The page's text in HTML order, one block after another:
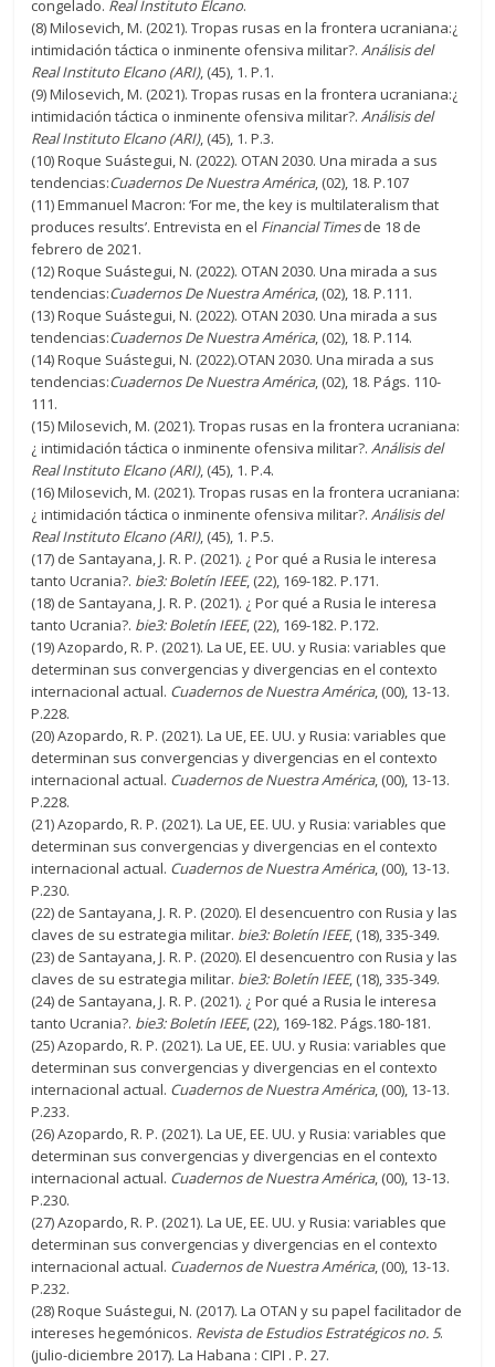
congelado. Real Instituto Elcano.
(8) Milosevich, M. (2021). Tropas rusas en la frontera ucraniana:¿
intimidación táctica o inminente ofensiva militar?.Análisis del
Real Instituto Elcano (ARI), (45), 1. P.1.
(9) Milosevich, M. (2021). Tropas rusas en la frontera ucraniana:¿
intimidación táctica o inminente ofensiva militar?.Análisis del
Real Instituto Elcano (ARI), (45), 1. P.3.
(10) Roque Suástegui, N. (2022). OTAN 2030. Una mirada a sus
tendencias:Cuadernos De Nuestra América, (02), 18. P.107
(11) Emmanuel Macron: ‘For me, the key is multilateralism that
produces results’. Entrevista en el Financial Timesde 18 de
febrero de 2021.
(12) Roque Suástegui, N. (2022). OTAN 2030. Una mirada a sus
tendencias:Cuadernos De Nuestra América, (02), 18. P.111.
(13) Roque Suástegui, N. (2022). OTAN 2030. Una mirada a sus
tendencias:Cuadernos De Nuestra América, (02), 18. P.114.
(14) Roque Suástegui, N. (2022).OTAN 2030. Una mirada a sus
tendencias:Cuadernos De Nuestra América, (02), 18. Págs. 110-
111.
(15) Milosevich, M. (2021). Tropas rusas en la frontera ucraniana:
¿ intimidación táctica o inminente ofensiva militar?.Análisis del
Real Instituto Elcano (ARI), (45), 1. P.4.
(16) Milosevich, M. (2021). Tropas rusas en la frontera ucraniana:
¿ intimidación táctica o inminente ofensiva militar?.Análisis del
Real Instituto Elcano (ARI), (45), 1. P.5.
(17) de Santayana, J. R. P. (2021). ¿ Por qué a Rusia le interesa
tanto Ucrania?. bie3: Boletín IEEE, (22), 169-182. P.171.
(18) de Santayana, J. R. P. (2021). ¿ Por qué a Rusia le interesa
tanto Ucrania?. bie3: Boletín IEEE, (22), 169-182. P.172.
(19) Azopardo, R. P. (2021). La UE, EE. UU. y Rusia: variables que
determinan sus convergencias y divergencias en el contexto
internacional actual. Cuadernos de Nuestra América, (00), 13-13.
P.228.
(20) Azopardo, R. P. (2021). La UE, EE. UU. y Rusia: variables que
determinan sus convergencias y divergencias en el contexto
internacional actual. Cuadernos de Nuestra América, (00), 13-13.
P.228.
(21) Azopardo, R. P. (2021). La UE, EE. UU. y Rusia: variables que
determinan sus convergencias y divergencias en el contexto
internacional actual. Cuadernos de Nuestra América, (00), 13-13.
P.230.
(22) de Santayana, J. R. P. (2020). El desencuentro con Rusia y las
claves de su estrategia militar. bie3: Boletín IEEE, (18), 335-349.
(23) de Santayana, J. R. P. (2020). El desencuentro con Rusia y las
claves de su estrategia militar. bie3: Boletín IEEE, (18), 335-349.
(24) de Santayana, J. R. P. (2021). ¿ Por qué a Rusia le interesa
tanto Ucrania?. bie3: Boletín IEEE, (22), 169-182. Págs.180-181.
(25) Azopardo, R. P. (2021). La UE, EE. UU. y Rusia: variables que
determinan sus convergencias y divergencias en el contexto
internacional actual. Cuadernos de Nuestra América, (00), 13-13.
P.233.
(26) Azopardo, R. P. (2021). La UE, EE. UU. y Rusia: variables que
determinan sus convergencias y divergencias en el contexto
internacional actual. Cuadernos de Nuestra América, (00), 13-13.
P.230.
(27) Azopardo, R. P. (2021). La UE, EE. UU. y Rusia: variables que
determinan sus convergencias y divergencias en el contexto
internacional actual. Cuadernos de Nuestra América, (00), 13-13.
P.232.
(28) Roque Suástegui, N. (2017). La OTAN y su papel facilitador de
intereses hegemónicos. Revista de Estudios Estratégicos no. 5.
(julio-diciembre 2017). La Habana : CIPI . P. 27.